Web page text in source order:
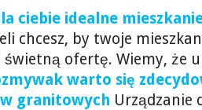
ciebie idealne
chcesz, by twoje
świetną ofertę. Wiemy, że
warto się
granitowych Urządzanie